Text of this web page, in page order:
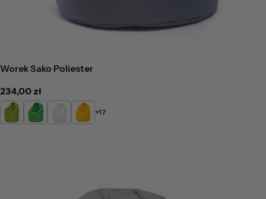
Worek Sako Poliester
Cena
regularna
234,00 zł
Limonkowy
Zielony Biały Żółty +17